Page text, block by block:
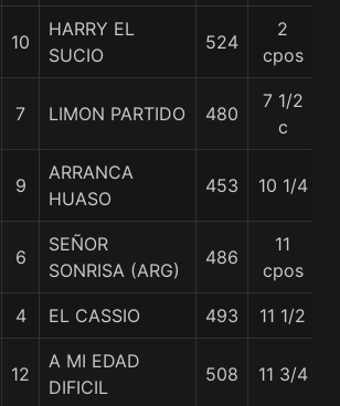
10
HARRY EL
SUCIO
524
2
cpos
7 LIMON PARTIDO 480
7 1/2
c
9
ARRANCA
HUASO
453 10 1/4
6
SEÑOR
SONRISA (ARG)
486
11
cpos
4 EL CASSIO 493 11 1/2
12
A MI EDAD
DIFICIL
508 11 3/4